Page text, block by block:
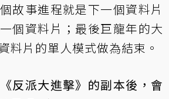
故事進程就是下一個資料片
資料片；最後巨龍年的大
料片的單人模式做為結束。
反派大進擊》的副本後，會